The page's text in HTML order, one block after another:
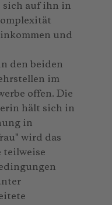
sich auf ihn in
und
den beiden
im
offen. Die
hält sich in
in
wird das
teilweise